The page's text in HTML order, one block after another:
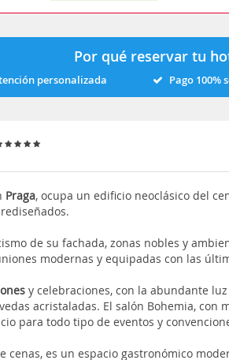
Por qué reservar tu
personalizada Pago 100%
Praga, ocupa un edificio neoclásico del
de su fachada, zonas nobles y
modernas y equipadas con las
y celebraciones, con la abundante
acristaladas. El salón Bohemia, con
para todo tipo de eventos y
cenas, es un espacio gastronómico